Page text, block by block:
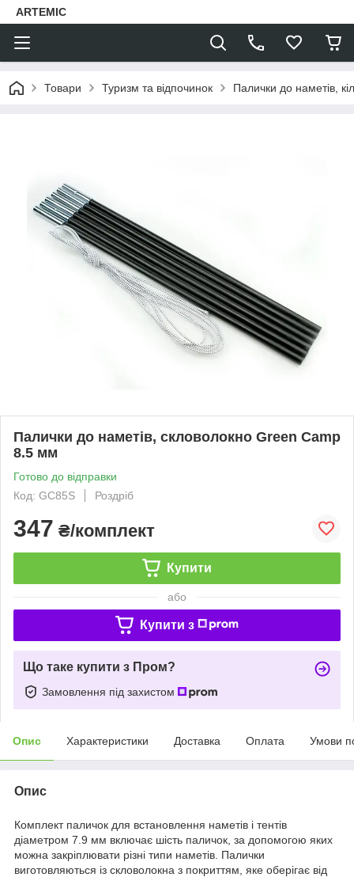
ARTEMIC
Товари Туризм та відпочинок Палички до наметів,
Палички до наметів, скловолокно Green Camp
8.5 мм
Готово до відправки
Код: GC85S
Роздріб
347 ₴/комплект
Купити
або
Купити з
Що таке купити з Пром?
Замовлення під захистом
Опис Характеристики Доставка Оплата Умови
Опис
Комплект паличок для встановлення наметів і тентів
діаметром 7.9 мм включає шість паличок, за допомогою яких
можна закріплювати різні типи наметів. Палички
виготовляються із скловолокна з покриттям, яке оберігає від